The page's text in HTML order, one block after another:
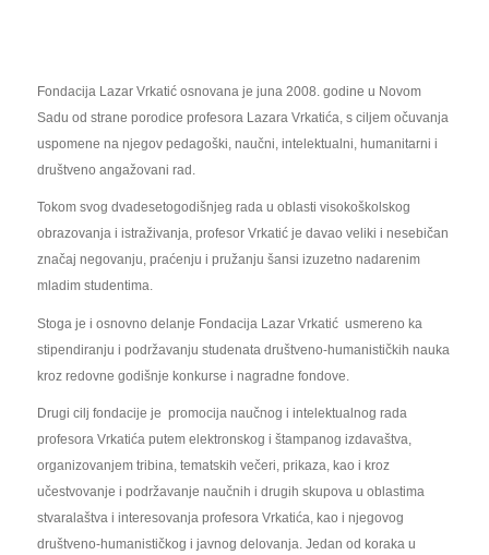
Fondacija Lazar Vrkatić osnovana je juna 2008. godine u Novom
Sadu od strane porodice profesora Lazara Vrkatića, s ciljem očuvanja
uspomene na njegov pedagoški, naučni, intelektualni, humanitarni i
društveno angažovani rad.
Tokom svog dvadesetogodišnjeg rada u oblasti visokoškolskog
obrazovanja i istraživanja, profesor Vrkatić je davao veliki i nesebičan
značaj negovanju, praćenju i pružanju šansi izuzetno nadarenim
mladim studentima.
Stoga je i osnovno delanje Fondacija Lazar Vrkatić usmereno ka
stipendiranju i podržavanju studenata društveno-humanističkih nauka
kroz redovne godišnje konkurse i nagradne fondove.
Drugi cilj fondacije je promocija naučnog i intelektualnog rada
profesora Vrkatića putem elektronskog i štampanog izdavaštva,
organizovanjem tribina, tematskih večeri, prikaza, kao i kroz
učestvovanje i podržavanje naučnih i drugih skupova u oblastima
stvaralaštva i interesovanja profesora Vrkatića, kao i njegovog
društveno-humanističkog i javnog delovanja. Jedan od koraka u